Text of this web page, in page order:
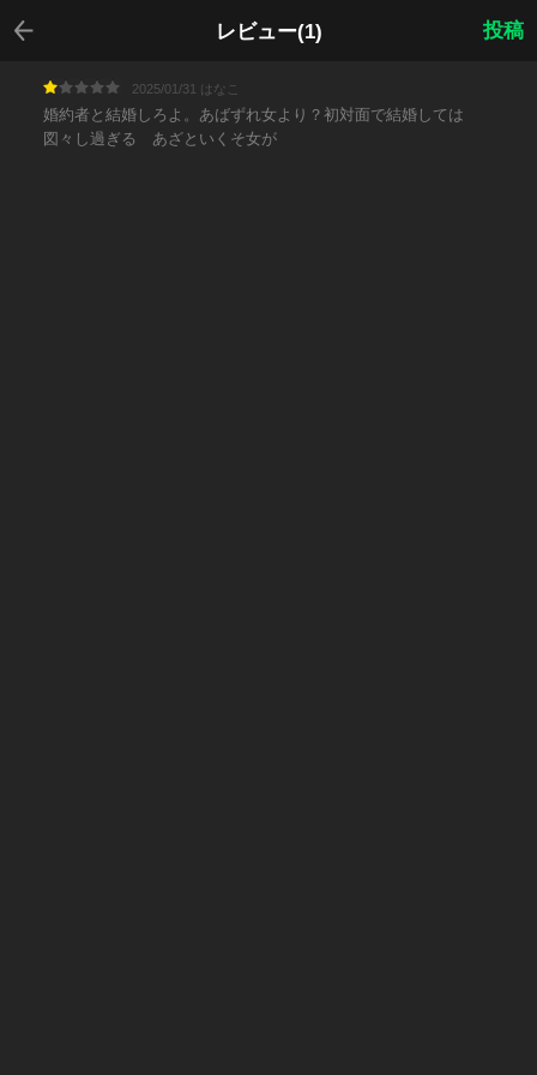
レビュー(1)
戻る
投稿
2025/01/31 はなこ
婚約者と結婚しろよ。あばずれ女より？初対面で結婚しては
図々し過ぎる あざといくそ女が